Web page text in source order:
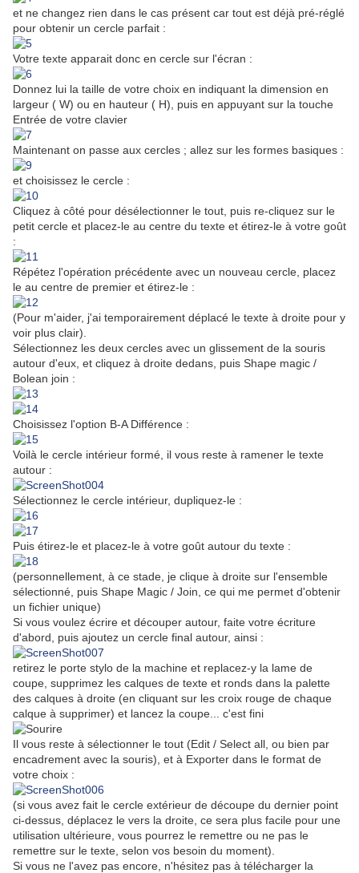
et ne changez rien dans le cas présent car tout est déjà pré-réglé
pour obtenir un cercle parfait :
Votre texte apparait donc en cercle sur l'écran :
Donnez lui la taille de votre choix en indiquant la dimension en
largeur ( W) ou en hauteur ( H), puis en appuyant sur la touche
Entrée de votre clavier
Maintenant on passe aux cercles ; allez sur les formes basiques :
et choisissez le cercle :
Cliquez à côté pour désélectionner le tout, puis re-cliquez sur le
petit cercle et placez-le au centre du texte et étirez-le à votre goût
:
Répétez l'opération précédente avec un nouveau cercle, placez
le au centre de premier et étirez-le :
(Pour m'aider, j'ai temporairement déplacé le texte à droite pour y
voir plus clair).
Sélectionnez les deux cercles avec un glissement de la souris
autour d'eux, et cliquez à droite dedans, puis Shape magic /
Bolean join :
Choisissez l'option B-A Différence :
Voilà le cercle intérieur formé, il vous reste à ramener le texte
autour :
Sélectionnez le cercle intérieur, dupliquez-le :
Puis étirez-le et placez-le à votre goût autour du texte :
(personnellement, à ce stade, je clique à droite sur l'ensemble
sélectionné, puis Shape Magic / Join, ce qui me permet d'obtenir
un fichier unique)
Si vous voulez écrire et découper autour, faite votre écriture
d'abord, puis ajoutez un cercle final autour, ainsi :
retirez le porte stylo de la machine et replacez-y la lame de
coupe, supprimez les calques de texte et ronds dans la palette
des calques à droite (en cliquant sur les croix rouge de chaque
calque à supprimer) et lancez la coupe... c'est fini
Il vous reste à sélectionner le tout (Edit / Select all, ou bien par
encadrement avec la souris), et à Exporter dans le format de
votre choix :
(si vous avez fait le cercle extérieur de découpe du dernier point
ci-dessus, déplacez le vers la droite, ce sera plus facile pour une
utilisation ultérieure, vous pourrez le remettre ou ne pas le
remettre sur le texte, selon vos besoin du moment).
Si vous ne l'avez pas encore, n'hésitez pas à télécharger la